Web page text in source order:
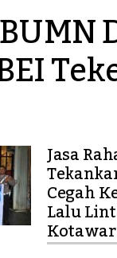
Jasa
Cegah
Lalu